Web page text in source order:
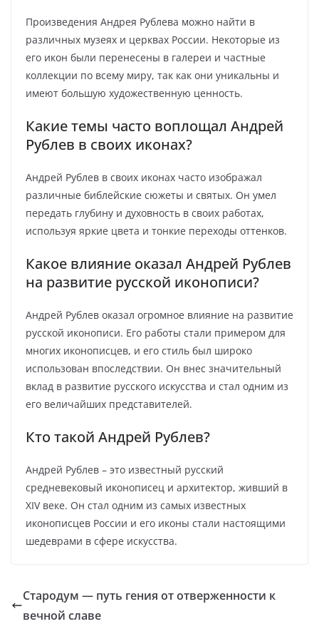
Произведения Андрея Рублева можно найти в
различных музеях и церквах России. Некоторые из
его икон были перенесены в галереи и частные
коллекции по всему миру, так как они уникальны и
имеют большую художественную ценность.
Какие темы часто воплощал Андрей
Рублев в своих иконах?
Андрей Рублев в своих иконах часто изображал
различные библейские сюжеты и святых. Он умел
передать глубину и духовность в своих работах,
используя яркие цвета и тонкие переходы оттенков.
Какое влияние оказал Андрей Рублев
на развитие русской иконописи?
Андрей Рублев оказал огромное влияние на развитие
русской иконописи. Его работы стали примером для
многих иконописцев, и его стиль был широко
использован впоследствии. Он внес значительный
вклад в развитие русского искусства и стал одним из
его величайших представителей.
Кто такой Андрей Рублев?
Андрей Рублев – это известный русский
средневековый иконописец и архитектор, живший в
XIV веке. Он стал одним из самых известных
иконописцев России и его иконы стали настоящими
шедеврами в сфере искусства.
Стародум — путь гения от отверженности к
вечной славе